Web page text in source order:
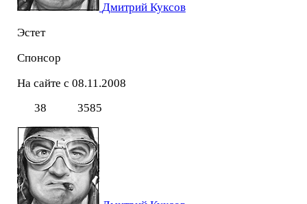
Дмитрий Куксов
Эстет
Спонсор
На сайте с 08.11.2008
38
3585